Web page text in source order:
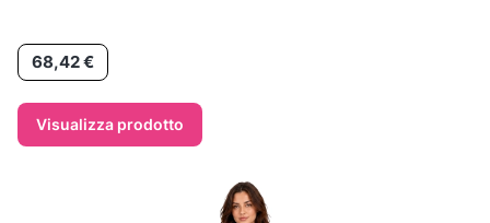
Prezzo
68,42 €
Visualizza prodotto